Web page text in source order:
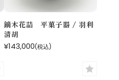
鏑木花詰 平菓子器 / 羽利
清胡
¥143,000(税込)